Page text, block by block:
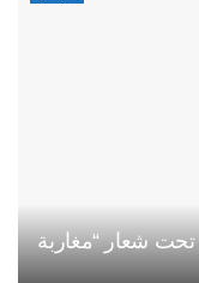
تحت شعار “مغاربة